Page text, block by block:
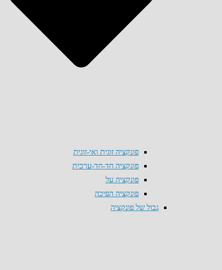
פונקציה זוגית ואי-זוגית
פונקציה חד-חד-ערכית
פונקציה על
פונקציה הפיכה
גבול של פונקציה